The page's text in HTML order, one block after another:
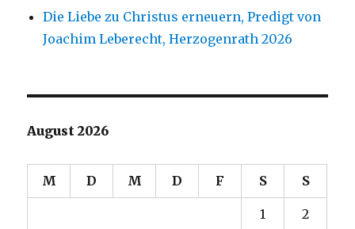
Die Liebe zu Christus erneuern, Predigt von
Joachim Leberecht, Herzogenrath 2026
August 2026
M D M D F S S
1 2